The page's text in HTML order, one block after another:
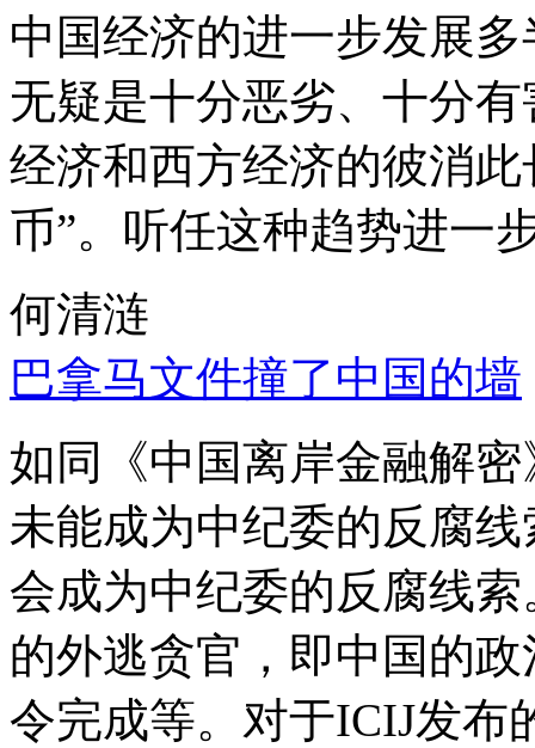
中国经济的进一步发展
无疑是十分恶劣、十分
经济和西方经济的彼消
币”。听任这种趋势进一
何清涟
巴拿马文件撞了中国的墙
如同《中国离岸金融解
未能成为中纪委的反腐
会成为中纪委的反腐线
的外逃贪官，即中国的
令完成等。对于ICIJ发布